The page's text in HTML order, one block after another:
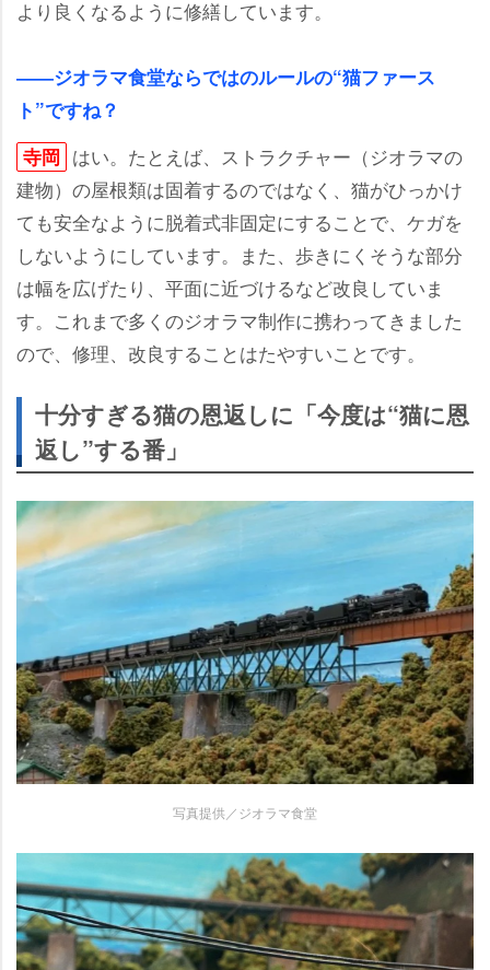
より良くなるように修繕しています。
――ジオラマ食堂ならではのルールの“猫ファース
ト”ですね？
寺岡 はい。たとえば、ストラクチャー（ジオラマの
建物）の屋根類は固着するのではなく、猫がひっかけ
ても安全なように脱着式非固定にすることで、ケガを
しないようにしています。また、歩きにくそうな部分
は幅を広げたり、平面に近づけるなど改良していま
す。これまで多くのジオラマ制作に携わってきました
ので、修理、改良することはたやすいことです。
十分すぎる猫の恩返しに「今度は“猫に恩
返し”する番」
写真提供／ジオラマ食堂